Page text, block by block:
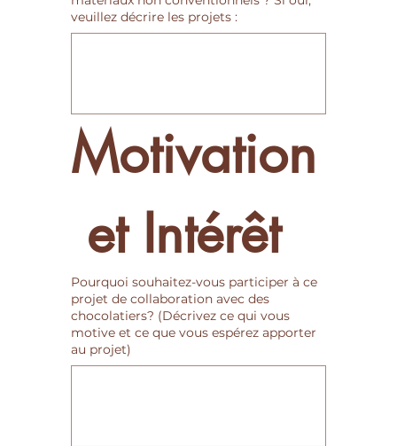
veuillez décrire les projets :
Motivation
et Intérêt
Pourquoi souhaitez-vous participer à ce
projet de collaboration avec des
chocolatiers? (Décrivez ce qui vous
motive et ce que vous espérez apporter
au projet)